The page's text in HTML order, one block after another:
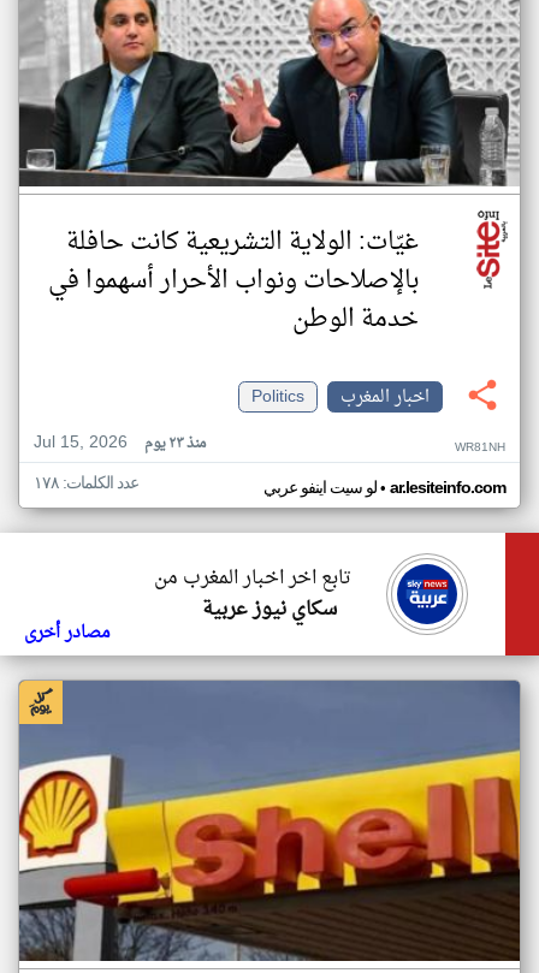
غيّات: الولاية التشريعية كانت حافلة
بالإصلاحات ونواب الأحرار أسهموا في
خدمة الوطن
اخبار المغرب
Politics
Jul 15, 2026
منذ ٢٣ يوم WR81NH
لو سيت اينفو عربي• ar.lesiteinfo.com عدد الكلمات: ١٧٨
تابع اخر اخبار المغرب من
سكاي نيوز عربية
مصادر أخرى